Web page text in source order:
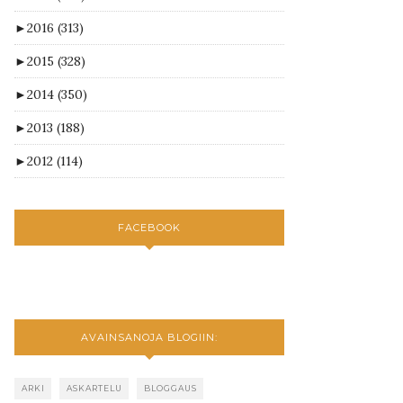
►2016 (313)
►2015 (328)
►2014 (350)
►2013 (188)
►2012 (114)
FACEBOOK
AVAINSANOJA BLOGIIN:
ARKI ASKARTELU BLOGGAUS